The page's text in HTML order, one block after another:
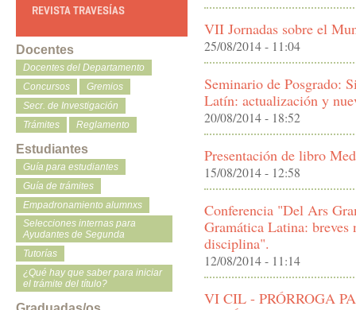
REVISTA TRAVESÍAS
Docentes
Docentes del Departamento
Concursos
Gremios
Secr. de Investigación
Trámites
Reglamento
Estudiantes
Guía para estudiantes
Guía de trámites
Empadronamiento alumnxs
Selecciones internas para
Ayudantes de Segunda
Tutorías
¿Qué hay que saber para iniciar
el trámite del título?
VII Jornadas sobre el
25/08/2014 - 11:04
Seminario de Posgrado:
Latín: actualización y
20/08/2014 - 18:52
Presentación de libro
15/08/2014 - 12:58
Conferencia "Del Ars
Gramática Latina: breves
disciplina".
12/08/2014 - 11:14
VI CIL - PRÓRROGA